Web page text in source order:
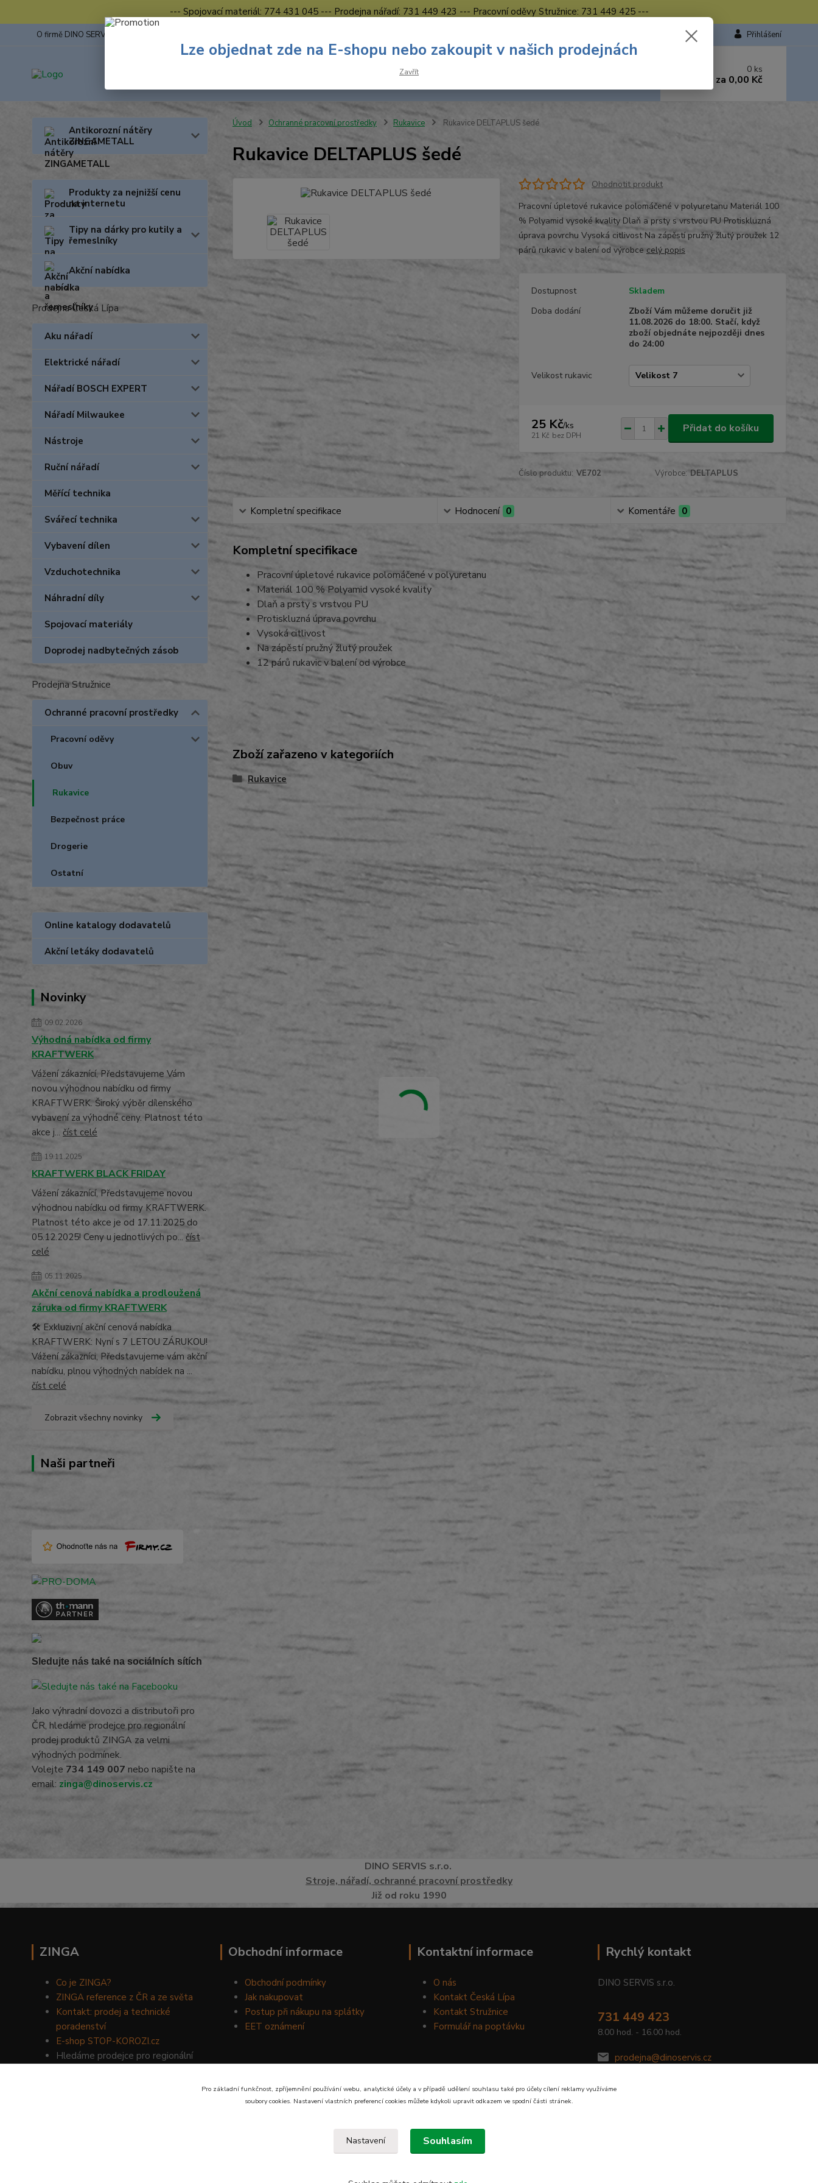
--- Spojovací materiál: 774 431 045 --- Prodejna nářadí: 731 449 423 --- Pracovní oděvy Stružnice: 731 449 425 ---
O firmě DINO SERVIS s.r.o. Přihlášení
Hledat
Nevíte si rady? Zavolejte.
0 ks
za 0,00 Kč
Antikorozní nátěry
ZINGAMETALL
Produkty za nejnižší cenu
na internetu
Tipy na dárky pro kutily a
řemeslníky
Akční nabídka
Prodejna Česká Lípa
Aku nářadí
Elektrické nářadí
Nářadí BOSCH EXPERT
Nářadí Milwaukee
Nástroje
Ruční nářadí
Měřící technika
Svářecí technika
Vybavení dílen
Vzduchotechnika
Náhradní díly
Spojovací materiály
Doprodej nadbytečných zásob
Prodejna Stružnice
Ochranné pracovní prostředky
Pracovní oděvy
Obuv
Rukavice
Bezpečnost práce
Drogerie
Ostatní
Online katalogy dodavatelů
Akční letáky dodavatelů
Novinky
09.02.2026
Výhodná nabídka od firmy
KRAFTWERK
Vážení zákaznící, Představujeme Vám
novou výhodnou nabídku od firmy
KRAFTWERK. Široký výběr dílenského
vybavení za výhodné ceny. Platnost této
akce j... číst celé
19.11.2025
KRAFTWERK BLACK FRIDAY
Vážení zákaznící, Představujeme novou
výhodnou nabídku od firmy KRAFTWERK.
Platnost této akce je od 17.11.2025 do
05.12.2025! Ceny u jednotlivých po... číst
celé
05.11.2025
Akční cenová nabídka a prodloužená
záruka od firmy KRAFTWERK
🛠️ Exkluzivní akční cenová nabídka
KRAFTWERK: Nyní s 7 LETOU ZÁRUKOU!
Vážení zákazníci, Představujeme vám akční
nabídku, plnou výhodných nabídek na ...
číst celé
Zobrazit všechny novinky
Naši partneři
Sledujte nás také na sociálních sítích
Jako výhradní dovozci a distributoři pro
ČR, hledáme prodejce pro regionální
prodej produktů ZINGA za velmi
výhodných podmínek.
Volejte 734 149 007 nebo napište na
email: zinga@dinoservis.cz
Úvod Ochranné pracovní prostředky Rukavice Rukavice DELTAPLUS šedé
Rukavice DELTAPLUS šedé
Ohodnotit produkt
Pracovní úpletové rukavice polomáčené v polyuretanu Materiál 100
% Polyamid vysoké kvality Dlaň a prsty s vrstvou PU Protiskluzná
úprava povrchu Vysoká citlivost Na zápěstí pružný žlutý proužek 12
párů rukavic v balení od výrobce celý popis
Dostupnost
Skladem
Doba dodání
Zboží Vám můžeme doručit již
11.08.2026 do 18:00. Stačí, když
zboží objednáte nejpozději dnes
do 24:00
Velikost rukavic
25 Kč/ks
21 Kč bez DPH
Přidat do košíku
Číslo produktu: VE702 Výrobce: DELTAPLUS
Kompletní specifikace Hodnocení 0 Komentáře 0
Kompletní specifikace
Pracovní úpletové rukavice polomáčené v polyuretanu
Materiál 100 % Polyamid vysoké kvality
Dlaň a prsty s vrstvou PU
Protiskluzná úprava povrchu
Vysoká citlivost
Na zápěstí pružný žlutý proužek
12 párů rukavic v balení od výrobce
Zboží zařazeno v kategoriích
Rukavice
DINO SERVIS s.r.o.
Stroje, nářadí, ochranné pracovní prostředky
Již od roku 1990
ZINGA
Co je ZINGA?
ZINGA reference z ČR a ze světa
Kontakt: prodej a technické
poradenství
E-shop STOP-KOROZI.cz
Hledáme prodejce pro regionální
Obchodní informace
Obchodní podmínky
Jak nakupovat
Postup při nákupu na splátky
EET oznámení
Kontaktní informace
O nás
Kontakt Česká Lípa
Kontakt Stružnice
Formulář na poptávku
Rychlý kontakt
DINO SERVIS s.r.o.
731 449 423
8.00 hod. - 16.00 hod.
prodejna@dinoservis.cz
Lze objednat zde na E-shopu nebo zakoupit v našich prodejnách
Zavřít
Pro základní funkčnost, zpříjemnění používání webu, analytické účely a v případě udělení souhlasu také pro účely cílení reklamy využíváme
soubory cookies. Nastavení vlastních preferencí cookies můžete kdykoli upravit odkazem ve spodní části stránek.
Nastavení Souhlasím